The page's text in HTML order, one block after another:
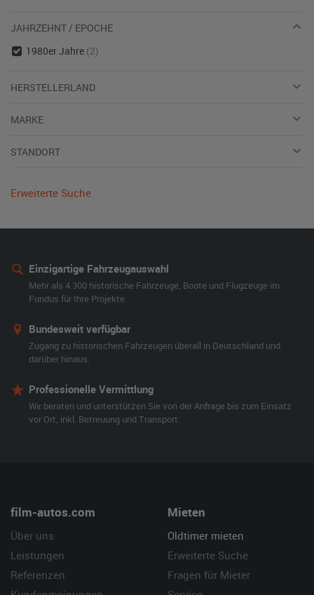
JAHRZEHNT / EPOCHE
1980er Jahre (2)
HERSTELLERLAND
MARKE
STANDORT
Erweiterte Suche
Einzigartige Fahrzeugauswahl
Mehr als 4.300 historische Fahrzeuge, Boote und Flugzeuge im
Fundus für Ihre Projekte.
Bundesweit verfügbar
Zugang zu historischen Fahrzeugen überall in Deutschland und
darüber hinaus.
Professionelle Vermittlung
Wir beraten und unterstützen Sie von der Anfrage bis zum Einsatz
vor Ort, inkl. Betreuung und Transport.
film-autos.com
Über uns
Leistungen
Referenzen
Mieten
Oldtimer mieten
Erweiterte Suche
Fragen für Mieter